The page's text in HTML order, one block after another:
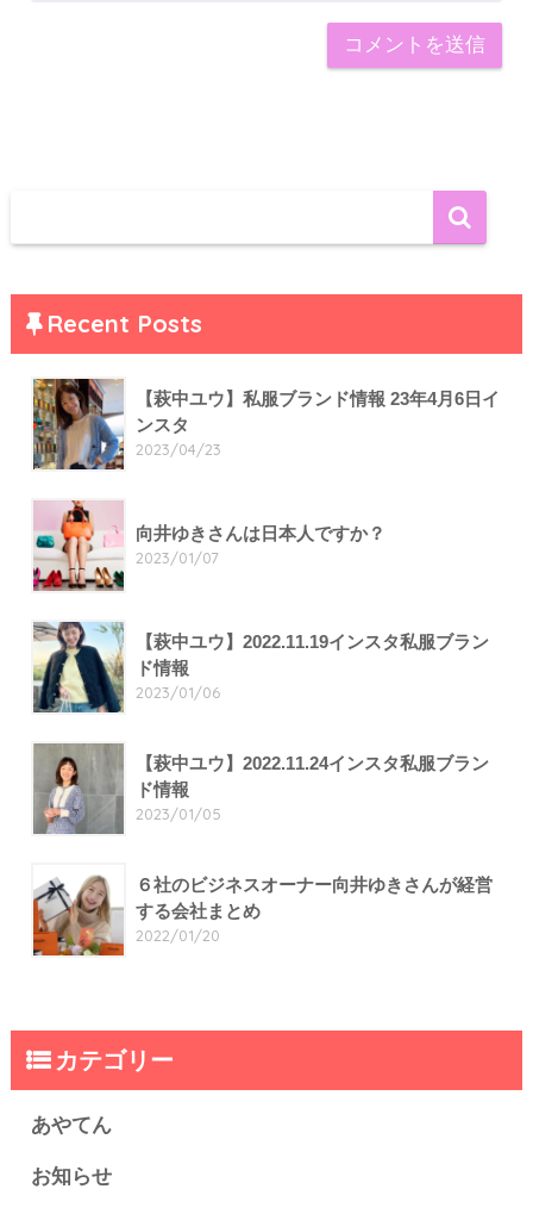
Recent Posts
【萩中ユウ】私服ブランド情報 23年4月6日イ
ンスタ
2023/04/23
向井ゆきさんは日本人ですか？
2023/01/07
【萩中ユウ】2022.11.19インスタ私服ブラン
ド情報
2023/01/06
【萩中ユウ】2022.11.24インスタ私服ブラン
ド情報
2023/01/05
６社のビジネスオーナー向井ゆきさんが経営
する会社まとめ
2022/01/20
カテゴリー
あやてん
お知らせ